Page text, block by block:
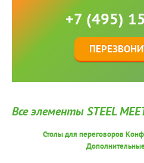
+7 (495)
Все элементы STEEL
Столы для переговоров